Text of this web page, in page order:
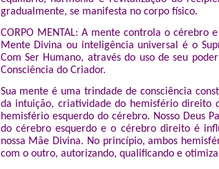
gradualmente, se manifesta no corpo físico.
CORPO MENTAL: A mente controla o
Mente Divina ou inteligência universal é o
Com Ser Humano, através do uso de seu
Consciência do Criador.
Sua mente é uma trindade de consciência
da intuição, criatividade do hemisfério direito
hemisfério esquerdo do cérebro. Nosso Deus
do cérebro esquerdo e o cérebro direito é
nossa Mãe Divina. No princípio, ambos
com o outro, autorizando, qualificando e